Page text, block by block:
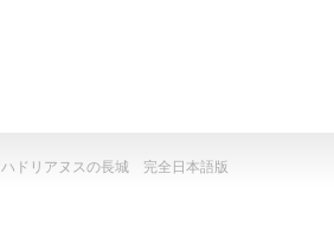
ハドリアヌスの長城 完全日本語版